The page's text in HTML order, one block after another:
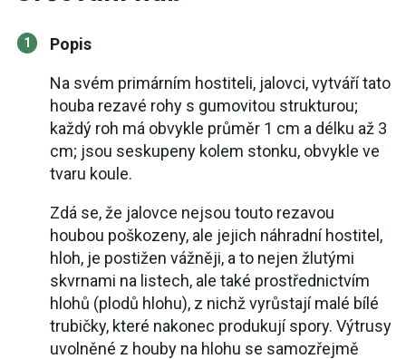
Popis
Na svém primárním hostiteli, jalovci, vytváří tato
houba rezavé rohy s gumovitou strukturou;
každý roh má obvykle průměr 1 cm a délku až 3
cm; jsou seskupeny kolem stonku, obvykle ve
tvaru koule.
Zdá se, že jalovce nejsou touto rezavou
houbou poškozeny, ale jejich náhradní hostitel,
hloh, je postižen vážněji, a to nejen žlutými
skvrnami na listech, ale také prostřednictvím
hlohů (plodů hlohu), z nichž vyrůstají malé bílé
trubičky, které nakonec produkují spory. Výtrusy
uvolněné z houby na hlohu se samozřejmě